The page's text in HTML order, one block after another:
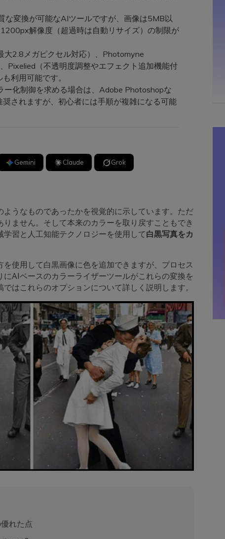
変換が可能なAIツールですが、画像は5MB以
解像度（超過時は自動リサイズ）の制限が
2.8メガピクセル対応）、Photomyne
Pixelied（不透明度調整やエフェクト追加機能付
利用可能です。
化制御を求める場合は、Adobe Photoshopな
されますが、初心者には手順が複雑になる可能
Gemini Claude Grok
うなものであったかを視覚的に示しています。ただ
ません。そして本来のカラーを取り戻すこともでき
習と人工知能テクノロジーを使用して白黒写真をカ
使用して白黒画像に色を追加できますが、プロセス
AIベースのカラーライザーツールがこれらの変換を
はこれらのオプションについて詳しく説明します。
れた点